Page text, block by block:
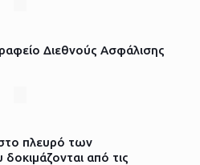
Διεθνούς Ασφάλισης
πλευρό των
από τις